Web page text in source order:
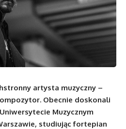
artysta muzyczny –
Obecnie doskonali
Muzycznym
studiując fortepian